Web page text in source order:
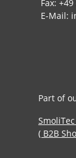
Fax:
E-Mail:
Part of
( B2B